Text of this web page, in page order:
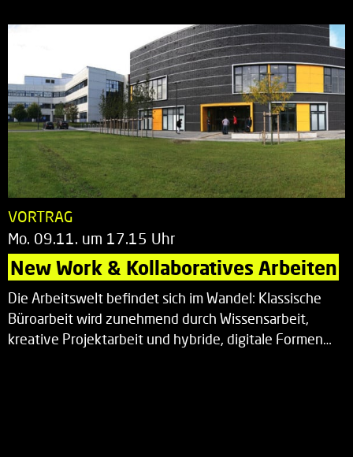
VORTRAG
Mo. 09.11. um 17.15 Uhr
New Work & Kollaboratives Arbeiten
Die Arbeitswelt befindet sich im Wandel: Klassische
Büroarbeit wird zunehmend durch Wissensarbeit,
kreative Projektarbeit und hybride, digitale Formen…